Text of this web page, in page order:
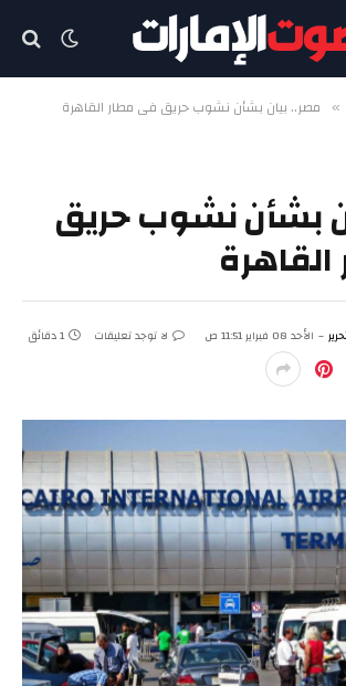
» مصر.. بيان بشأن نشوب حريق في مطار القاهرة
بشأن نشوب حريق
الأحد 08 فبراير 11:51 ص لا توجد تعليقات 1 دقائق